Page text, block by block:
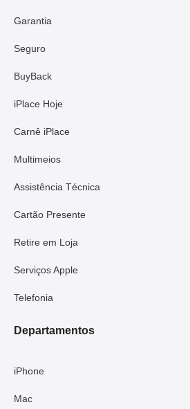
Garantia
Seguro
BuyBack
iPlace Hoje
Carnê iPlace
Multimeios
Assistência Técnica
Cartão Presente
Retire em Loja
Serviços Apple
Telefonia
Departamentos
iPhone
Mac